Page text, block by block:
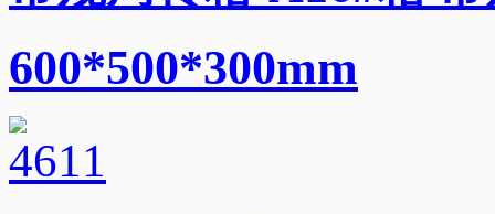
600*500*300mm